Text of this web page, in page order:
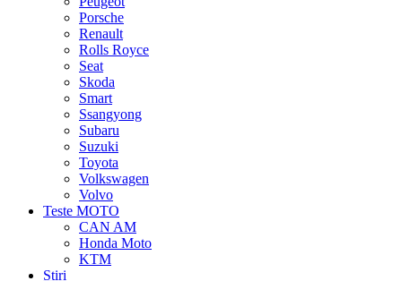
Porsche
Renault
Rolls Royce
Seat
Skoda
Smart
Ssangyong
Subaru
Suzuki
Toyota
Volkswagen
Volvo
Teste MOTO
CAN AM
Honda Moto
KTM
Stiri